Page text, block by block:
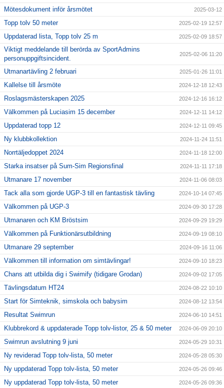
Mötesdokument inför årsmötet 2025-03-12
Topp tolv 50 meter 2025-02-19 12:57
Uppdaterad lista, Topp tolv 25 m 2025-02-09 18:57
Viktigt meddelande till berörda av SportAdmins
personuppgiftsincident.
2025-02-06 11:20
Utmanartävling 2 februari 2025-01-26 11:01
Kallelse till årsmöte 2024-12-18 12:43
Roslagsmästerskapen 2025 2024-12-16 16:12
Välkommen på Luciasim 15 december 2024-12-11 14:12
Uppdaterad topp 12 2024-12-11 09:45
Ny klubbkollektion 2024-11-24 11:51
Norrtäljedoppet 2024 2024-11-18 12:00
Starka insatser på Sum-Sim Regionsfinal 2024-11-11 17:18
Utmanare 17 november 2024-11-06 08:03
Tack alla som gjorde UGP-3 till en fantastisk tävling 2024-10-14 07:45
Välkommen på UGP-3 2024-09-30 17:28
Utmanaren och KM Bröstsim 2024-09-29 19:29
Välkommen på Funktionärsutbildning 2024-09-19 08:10
Utmanare 29 september 2024-09-16 11:06
Välkommen till information om simtävlingar! 2024-09-10 18:23
Chans att utbilda dig i Swimify (tidigare Grodan) 2024-09-02 17:05
Tävlingsdatum HT24 2024-08-22 10:10
Start för Simteknik, simskola och babysim 2024-08-12 13:54
Resultat Swimrun 2024-06-10 14:51
Klubbrekord & uppdaterade Topp tolv-listor, 25 & 50 meter 2024-06-09 20:10
Swimrun avslutning 9 juni 2024-05-29 10:31
Ny reviderad Topp tolv-lista, 50 meter 2024-05-28 05:30
Ny uppdaterad Topp tolv-lista, 50 meter 2024-05-26 09:46
Ny uppdaterad Topp tolv-lista, 50 meter 2024-05-26 09:36